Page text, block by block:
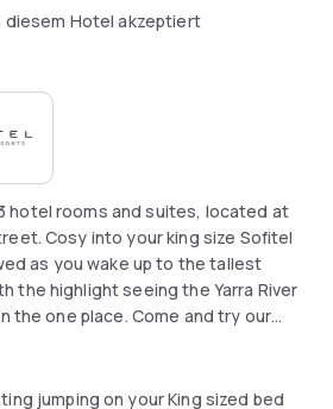
diesem Hotel akzeptiert
hotel rooms and suites, located at
Cosy into your king size Sofitel
as you wake up to the tallest
the highlight seeing the Yarra River
the one place. Come and try our
dining overlooking Melbourne.
tea is the spot.
jumping on your King sized bed